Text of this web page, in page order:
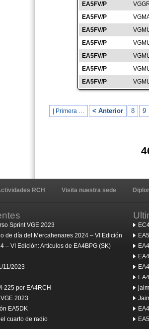
EA5FV/P
EA5FV/P
EA5FV/P
EA5FV/P
EA5FV/P
EA5FV/P
EA5FV/P
| Primera … < Anterior 8 9
RCH Visita nuestra sede
Sprint VGE 2023
de día del Mercahenares 2024 – VI Edición
– VI Edición: Artículos de EA4BPG (SK)
11/2023
225 por EA4RCH
2023
EA5DK
cuarto de radio